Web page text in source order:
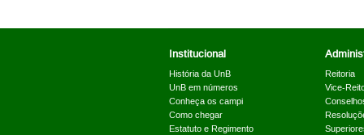
Institucional
História da UnB
UnB em números
Conheça os campi
Como chegar
Estatuto e Regimento
Reitoria
Vice-